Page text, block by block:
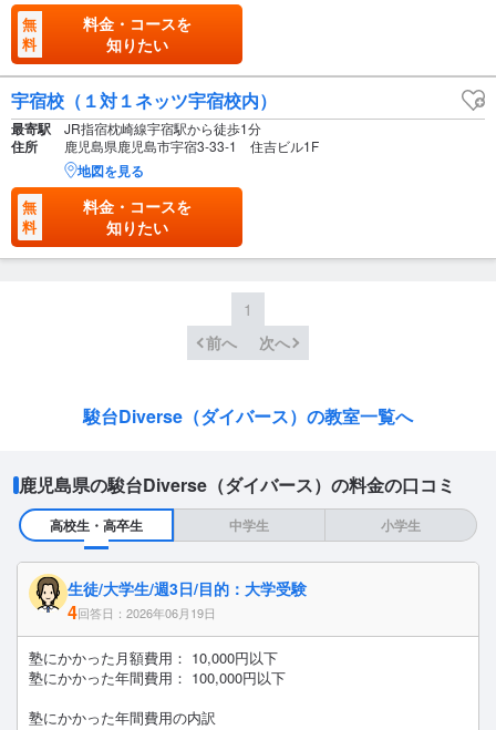
無
料
料金・コースを
知りたい
宇宿校（１対１ネッツ宇宿校内）
最寄駅 JR指宿枕崎線宇宿駅から徒歩1分
住所 鹿児島県鹿児島市宇宿3-33-1 住吉ビル1F
地図を見る
無
料
料金・コースを
知りたい
1
前へ
次へ
駿台Diverse（ダイバース）の教室一覧へ
鹿児島県の駿台Diverse（ダイバース）の料金の口コミ
高校生・高卒生 中学生 小学生
生徒/大学生/週3日/目的：大学受験
4回答日：2026年06月19日
塾にかかった月額費用： 10,000円以下
塾にかかった年間費用： 100,000円以下
塾にかかった年間費用の内訳